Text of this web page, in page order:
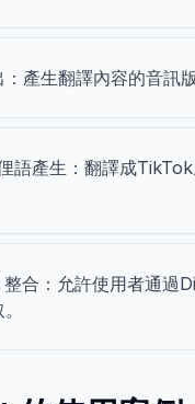
產生翻譯內容的音訊版
語產生：翻譯成
合：允許使用者通過